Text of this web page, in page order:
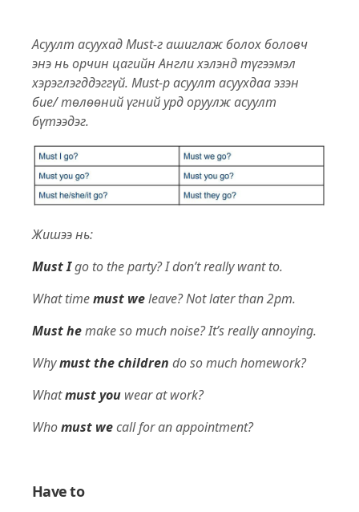
Асуулт асуухад Must-г ашиглаж болох боловч
энэ нь орчин цагийн Англи хэлэнд түгээмэл
хэрэглэгддэггүй. Must-р асуулт асуухдаа эзэн
бие/ төлөөний үгний урд оруулж асуулт
бүтээдэг.
Жишээ нь:
Must Igo to the party? I don’t really want to.
What timemust weleave? Not later than 2pm.
Must hemake so much noise? It’s really annoying.
Whymust the children do so much homework?
Whatmust you wear at work?
Whomust wecall for an appointment?
Have to